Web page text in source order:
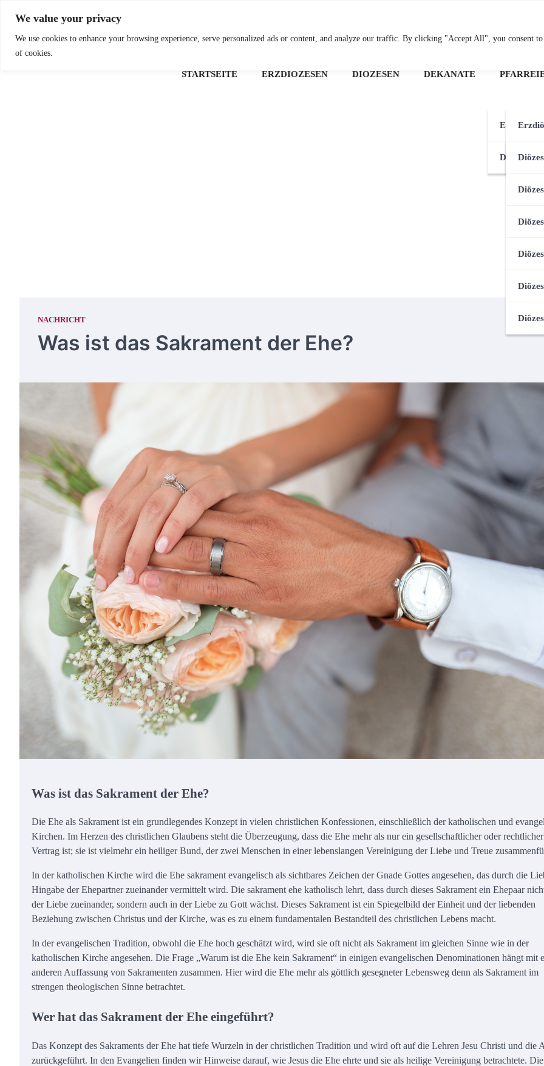
We value your privacy
We use cookies to enhance your browsing experience, serve personalized ads or content, and analyze our traffic. By clicking "Accept All", you consent to
of cookies.
content
Osterreichische
STARTSEITE ERZDIÖZESEN DIÖZESEN DEKANATE
Diözesen
NACHRICHT
Was ist das Sakrament der Ehe?
Was ist das Sakrament der Ehe?
Die Ehe als Sakrament ist ein grundlegendes Konzept in vielen christlichen Konfessionen, einschließlich der katholischen und
Kirchen. Im Herzen des christlichen Glaubens steht die Überzeugung, dass die Ehe mehr als nur ein gesellschaftlicher oder rechtlicher
Vertrag ist; sie ist vielmehr ein heiliger Bund, der zwei Menschen in einer lebenslangen Vereinigung der Liebe und Treue
In der katholischen Kirche wird die Ehe sakrament evangelisch als sichtbares Zeichen der Gnade Gottes angesehen, das durch die
Hingabe der Ehepartner zueinander vermittelt wird. Die sakrament ehe katholisch lehrt, dass durch dieses Sakrament ein Ehepaar
der Liebe zueinander, sondern auch in der Liebe zu Gott wächst. Dieses Sakrament ist ein Spiegelbild der Einheit und der liebenden
Beziehung zwischen Christus und der Kirche, was es zu einem fundamentalen Bestandteil des christlichen Lebens macht.
In der evangelischen Tradition, obwohl die Ehe hoch geschätzt wird, wird sie oft nicht als Sakrament im gleichen Sinne wie in der
katholischen Kirche angesehen. Die Frage „Warum ist die Ehe kein Sakrament“ in einigen evangelischen Denominationen hängt mit
anderen Auffassung von Sakramenten zusammen. Hier wird die Ehe mehr als göttlich gesegneter Lebensweg denn als Sakrament im
strengen theologischen Sinne betrachtet.
Wer hat das Sakrament der Ehe eingeführt?
Das Konzept des Sakraments der Ehe hat tiefe Wurzeln in der christlichen Tradition und wird oft auf die Lehren Jesu Christi und die
zurückgeführt. In den Evangelien finden wir Hinweise darauf, wie Jesus die Ehe ehrte und sie als heilige Vereinigung betrachtete. Die